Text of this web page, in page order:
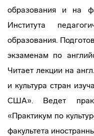
образования и на
Института
образования.
экзаменам по
Читает лекции на
и культура стран
США». Ведет
«Практикум по
факультета